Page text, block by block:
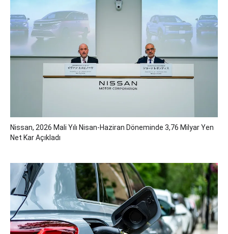
Nissan, 2026 Mali Yılı Nisan-Haziran Döneminde 3,76 Milyar Yen
Net Kar Açıkladı